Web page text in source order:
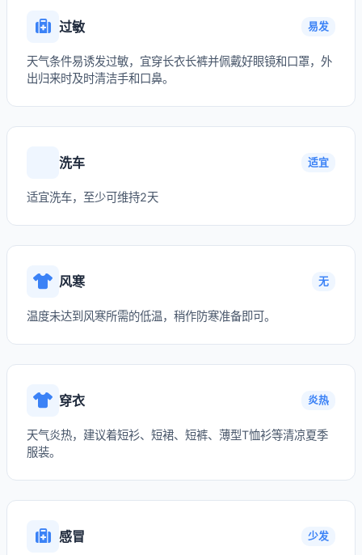
过敏 易发
天气条件易诱发过敏，宜穿长衣长裤并佩戴好眼镜和口罩，外
出归来时及时清洁手和口鼻。
洗车 适宜
适宜洗车，至少可维持2天
风寒 无
温度未达到风寒所需的低温，稍作防寒准备即可。
穿衣 炎热
天气炎热，建议着短衫、短裙、短裤、薄型T恤衫等清凉夏季
服装。
感冒 少发